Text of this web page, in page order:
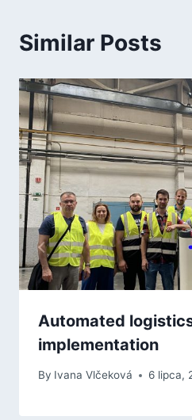
Similar Posts
Automated
implementation
By Ivana Vlčeková 6 lipca,